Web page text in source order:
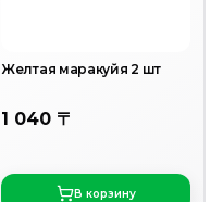
Желтая маракуйя 2 шт
1 040 〒
В корзину